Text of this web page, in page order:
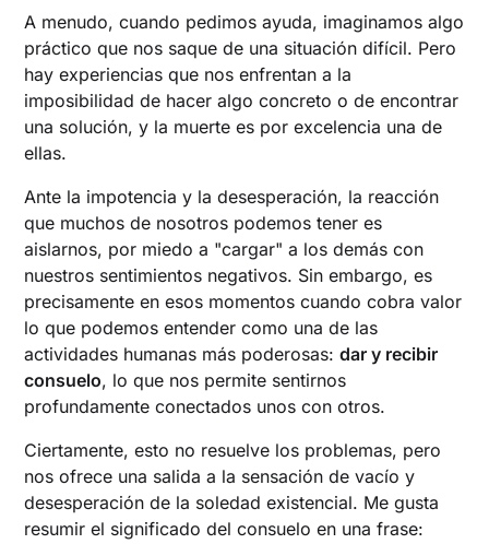
A menudo, cuando pedimos ayuda, imaginamos algo
práctico que nos saque de una situación difícil. Pero
hay experiencias que nos enfrentan a la
imposibilidad de hacer algo concreto o de encontrar
una solución, y la muerte es por excelencia una de
ellas.
Ante la impotencia y la desesperación, la reacción
que muchos de nosotros podemos tener es
aislarnos, por miedo a "cargar" a los demás con
nuestros sentimientos negativos. Sin embargo, es
precisamente en esos momentos cuando cobra valor
lo que podemos entender como una de las
actividades humanas más poderosas:dar y recibir
consuelo, lo que nos permite sentirnos
profundamente conectados unos con otros.
Ciertamente, esto no resuelve los problemas, pero
nos ofrece una salida a la sensación de vacío y
desesperación de la soledad existencial. Me gusta
resumir el significado del consuelo en una frase: